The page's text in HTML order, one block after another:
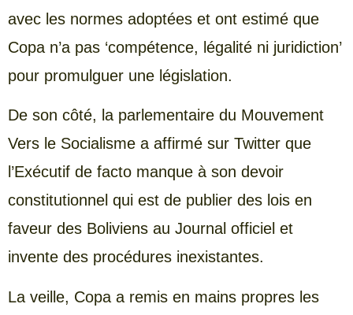
avec les normes adoptées et ont estimé que
Copa n’a pas ‘compétence, légalité ni juridiction’
pour promulguer une législation.
De son côté, la parlementaire du Mouvement
Vers le Socialisme a affirmé sur Twitter que
l’Exécutif de facto manque à son devoir
constitutionnel qui est de publier des lois en
faveur des Boliviens au Journal officiel et
invente des procédures inexistantes.
La veille, Copa a remis en mains propres les